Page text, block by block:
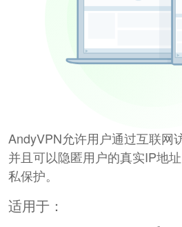
AndyVPN允许用户通过互联网
并且可以隐匿用户的真实IP地
私保护。
适用于：